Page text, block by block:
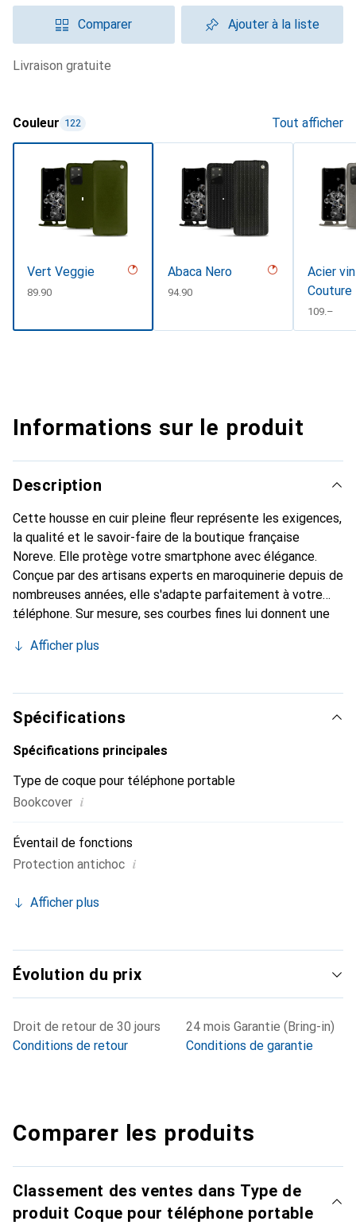
Comparer Ajouter à la liste
livraison gratuite
Couleur 122 Tout afficher
Vert Veggie
CHF
89.90
Abaca Nero
CHF
94.90
Acier
Couture
CHF
109.–
Informations sur le produit
Description
Cette housse en cuir pleine fleur représente les exigences,
la qualité et le savoir-faire de la boutique française
Noreve. Elle protège votre smartphone avec élégance.
Conçue par des artisans experts en maroquinerie depuis de
nombreuses années, elle s'adapte parfaitement à votre
téléphone. Sur mesure, ses courbes fines lui donnent une
indispensable pour votre smartphone. Reconnaissable à
marque Noreve est un choix sûr pour une clientèle
exigeante.
Afficher plus
Spécifications
Spécifications principales
Type de coque pour téléphone portable
Bookcover i
Éventail de fonctions
Protection antichoc i
Afficher plus
Évolution du prix
Droit de retour de 30 jours
Conditions de retour
24 mois Garantie (Bring-in)
Conditions de garantie
Comparer les produits
Classement des ventes dans Type de
produit Coque pour téléphone portable